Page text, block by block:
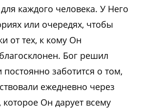
каждого человека. У Него
или очередях, чтобы
от тех, к кому Он
Бог решил
постоянно заботится о том,
ежедневно через
Он дарует всему